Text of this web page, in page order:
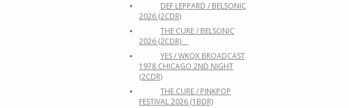
DEF LEPPARD / BELSONIC
2026 (2CDR)
THE CURE / BELSONIC
2026 (2CDR)
YES / WKQX BROADCAST
1978 CHICAGO 2ND NIGHT
(2CDR)
THE CURE / PINKPOP
FESTIVAL 2026 (1BDR)